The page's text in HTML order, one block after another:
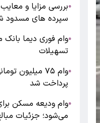
●بررسی مزایا و
سپرده های مسدود
●وام فوری دیما
تسهیلات
●
وام ۷۵ میلیون
پرداخت شد
●وام ودیعه مسکن
می‌شود؛ جزئیات